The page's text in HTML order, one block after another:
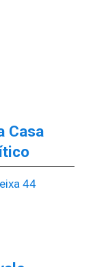
Casa
44